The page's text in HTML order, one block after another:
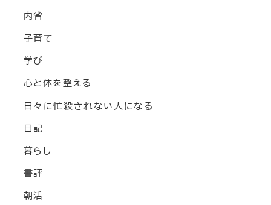
内省
子育て
学び
心と体を整える
日々に忙殺されない人になる
日記
暮らし
書評
朝活